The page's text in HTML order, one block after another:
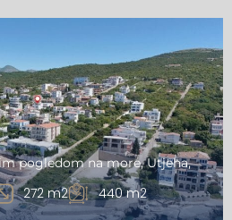
pogledom na more, Utjeha,
272 m2 440 m2